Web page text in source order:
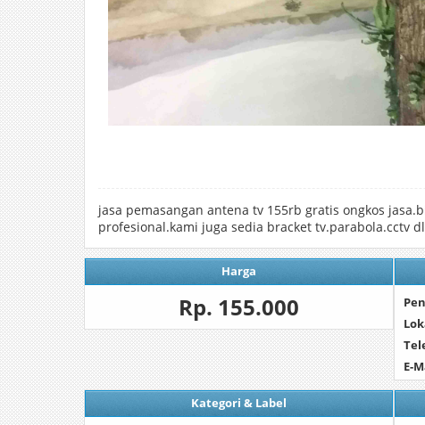
jasa pemasangan antena tv 155rb gratis ongkos
profesional.kami juga sedia bracket tv.parabola.cctv
Harga
Rp. 155.000
E-
Kategori & Label